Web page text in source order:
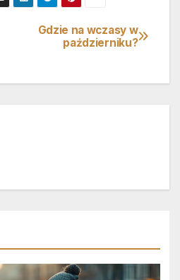
Gdzie na wczasy w
październiku?